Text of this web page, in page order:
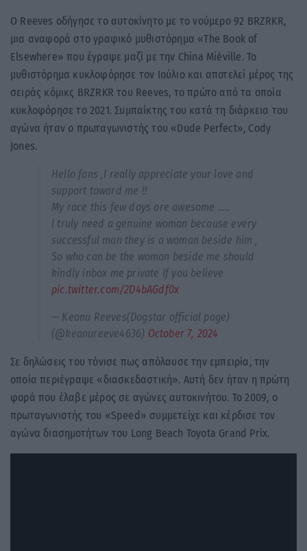
Ο Reeves οδήγησε το αυτοκίνητο με το νούμερο 92 BRZRKR,
μια αναφορά στο γραφικό μυθιστόρημα «The Book of
Elsewhere» που έγραψε μαζί με την China Miéville. Το
μυθιστόρημα κυκλοφόρησε τον Ιούλιο και αποτελεί μέρος της
σειράς κόμικς BRZRKR του Reeves, το πρώτο από τα οποία
κυκλοφόρησε το 2021. Συμπαίκτης του κατά τη διάρκεια του
αγώνα ήταν ο πρωταγωνιστής του «Dude Perfect», Cody
Jones.
Hello fans ,I really appreciate your love and
support toward me !!
My race this few days are awesome …..
I truly need a genuine woman because every
successful man they is a woman beside him ,
So who can be the woman beside me should
kindly inbox me private If you believe
pic.twitter.com/2D4bAGdf0x
— Keanu Reeves(Dogstar official page)
(@keanureeve4636) October 7, 2024
Σε δηλώσεις του τόνισε πως απόλαυσε την εμπειρία, την
οποία περιέγραψε «διασκεδαστική». Αυτή δεν ήταν η πρώτη
φορά που έλαβε μέρος σε αγώνες αυτοκινήτου. Το 2009, ο
πρωταγωνιστής του «Speed» συμμετείχε και κέρδισε τον
αγώνα διασημοτήτων του Long Beach Toyota Grand Prix.